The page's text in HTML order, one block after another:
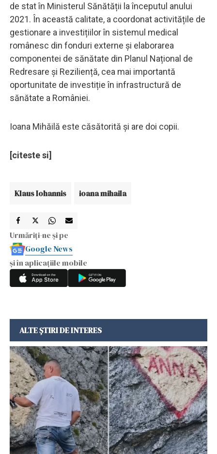
de stat în Ministerul Sănătății la începutul anului
2021. În această calitate, a coordonat activitățile de
gestionare a investițiilor în sistemul medical
românesc din fonduri externe și elaborarea
componentei de sănătate din Planul Național de
Redresare și Reziliență, cea mai importantă
oportunitate de investiție în infrastructură de
sănătate a României.
Ioana Mihăilă este căsătorită și are doi copii.
[citeste si]
Klaus Iohannis ioana mihaila
Urmăriți-ne și pe
Google News
și în aplicațiile mobile
ALTE ȘTIRI DE INTERES